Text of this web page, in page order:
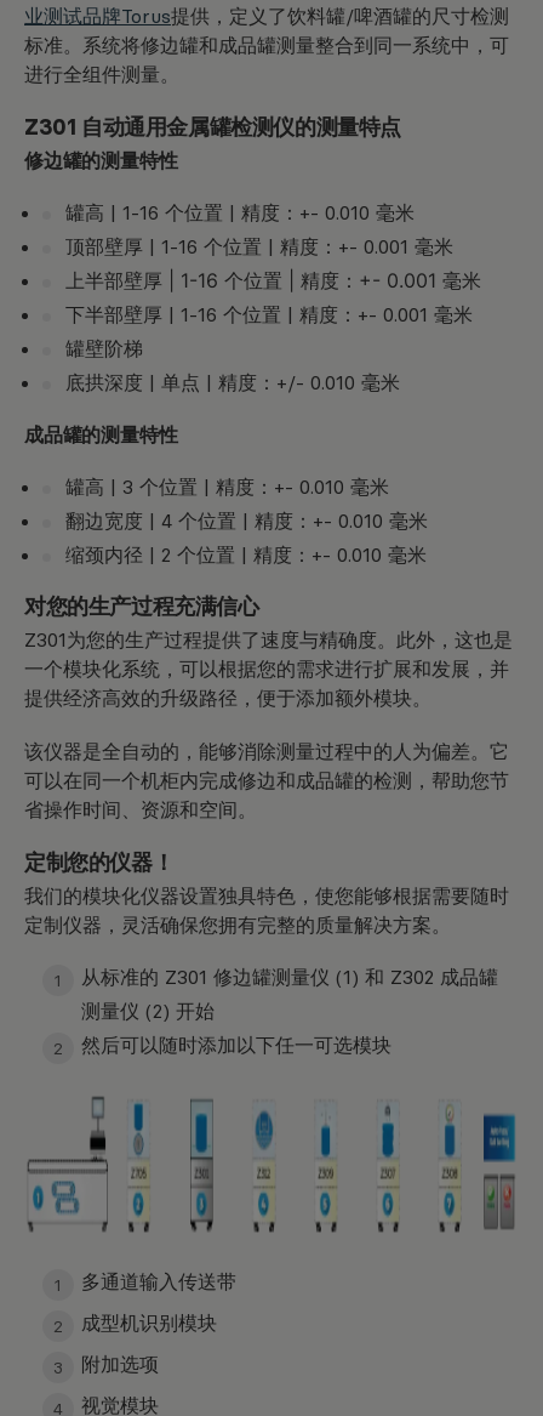
业测试品牌Torus提供，定义了饮料罐/啤酒罐的尺寸检测
标准。系统将修边罐和成品罐测量整合到同一系统中，可
进行全组件测量。
Z301 自动通用金属罐检测仪的测量特点
修边罐的测量特性
罐高 | 1-16 个位置 | 精度：+- 0.010 毫米
顶部壁厚 | 1-16 个位置 | 精度：+- 0.001 毫米
上半部壁厚 | 1-16 个位置 | 精度：+- 0.001 毫米
下半部壁厚 | 1-16 个位置 | 精度：+- 0.001 毫米
罐壁阶梯
底拱深度 | 单点 | 精度：+/- 0.010 毫米
成品罐的测量特性
罐高 | 3 个位置 | 精度：+- 0.010 毫米
翻边宽度 | 4 个位置 | 精度：+- 0.010 毫米
缩颈内径 | 2 个位置 | 精度：+- 0.010 毫米
对您的生产过程充满信心
Z301为您的生产过程提供了速度与精确度。此外，这也是
一个模块化系统，可以根据您的需求进行扩展和发展，并
提供经济高效的升级路径，便于添加额外模块。
该仪器是全自动的，能够消除测量过程中的人为偏差。它
可以在同一个机柜内完成修边和成品罐的检测，帮助您节
省操作时间、资源和空间。
定制您的仪器！
我们的模块化仪器设置独具特色，使您能够根据需要随时
定制仪器，灵活确保您拥有完整的质量解决方案。
从标准的 Z301 修边罐测量仪 (1) 和 Z302 成品罐
测量仪 (2) 开始
然后可以随时添加以下任一可选模块
多通道输入传送带
成型机识别模块
附加选项
视觉模块